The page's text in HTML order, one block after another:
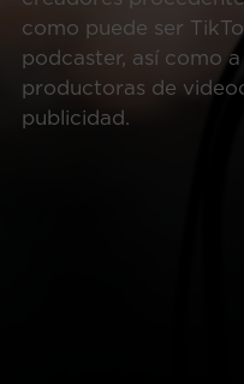
como puede ser
podcaster, así como
productoras de
publicidad.